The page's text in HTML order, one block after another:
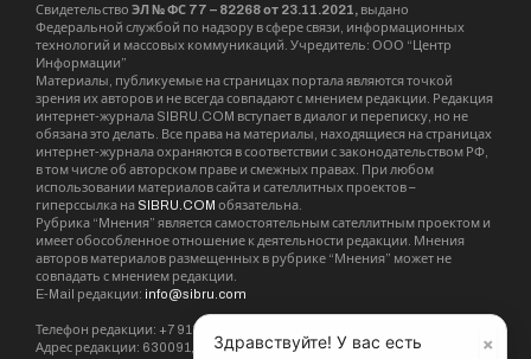
Свидетельство ЭЛ № ФС 77 – 82268 от 23.11.2021, выдано
Федеральной службой по надзору в сфере связи, информационных
технологий и массовых коммуникаций. Учредитель: ООО “Центр
Информации”
Материалы, публикуемые на страницах портала являются точкой
зрения их авторов и не всегда совпадают с мнением редакции. Редакция
интернет-журнала SIBRU.COM вступает в диалог и переписку, но не
обязана это делать. Все права на материалы, находящиеся на страницах
интернет-журнала охраняются в соответствии с законодательством РФ,
в том числе об авторском праве и смежных правах. При любом
использовании материалов сайта и сателлитных проектов –
гиперссылка на SIBRU.COM обязательна.
Рубрика “Мнения” является самостоятельным сателлитным проектом и
имеет обособленное отношение к деятельности редакции. Мнения
авторов материалов размещенных в рубрике “Мнения” может не
совпадать с мнением редакции.
E-Mail редакции: info@sibru.com
Телефон редакции: +7 913 002 24 80
Адрес редакции: 630091, Новосибирск, ул. Державина, дом 4, кв. 3
×
Здравствуйте! У вас есть